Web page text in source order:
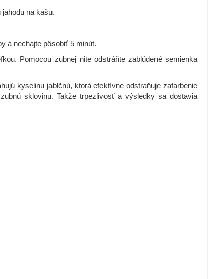
na kašu.
a nechajte pôsobiť 5 minút.
Pomocou zubnej nite odstráňte zablúdené semienka
kyselinu jablčnú, ktorá efektívne odstraňuje zafarbenie
sklovinu. Takže trpezlivosť a výsledky sa dostavia